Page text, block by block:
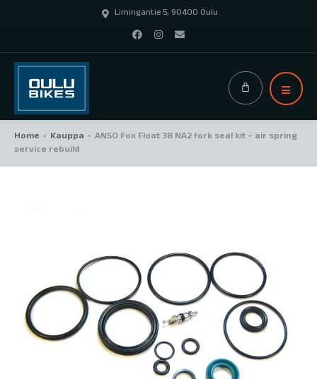
Limingantie 5, 90400 Oulu
Home > Kauppa > ANSO Fox Float 38 NA2 fork seal kit – air spring
service rebuild